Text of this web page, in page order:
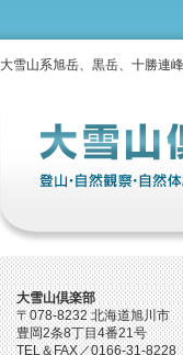
大雪山系旭岳、黒岳、十勝連
大雪山倶楽部
〒078-8232 北海道旭川市
豊岡2条8丁目4番21号
TEL＆FAX／0166-31-8228